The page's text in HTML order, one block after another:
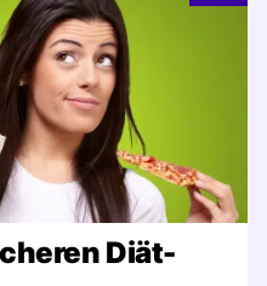
Diät-